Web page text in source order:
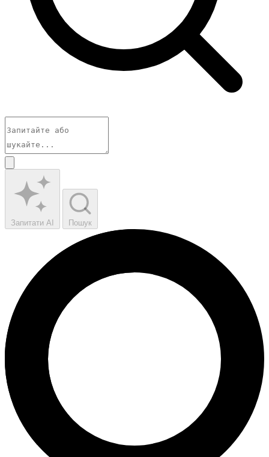
Запитати AI Пошук